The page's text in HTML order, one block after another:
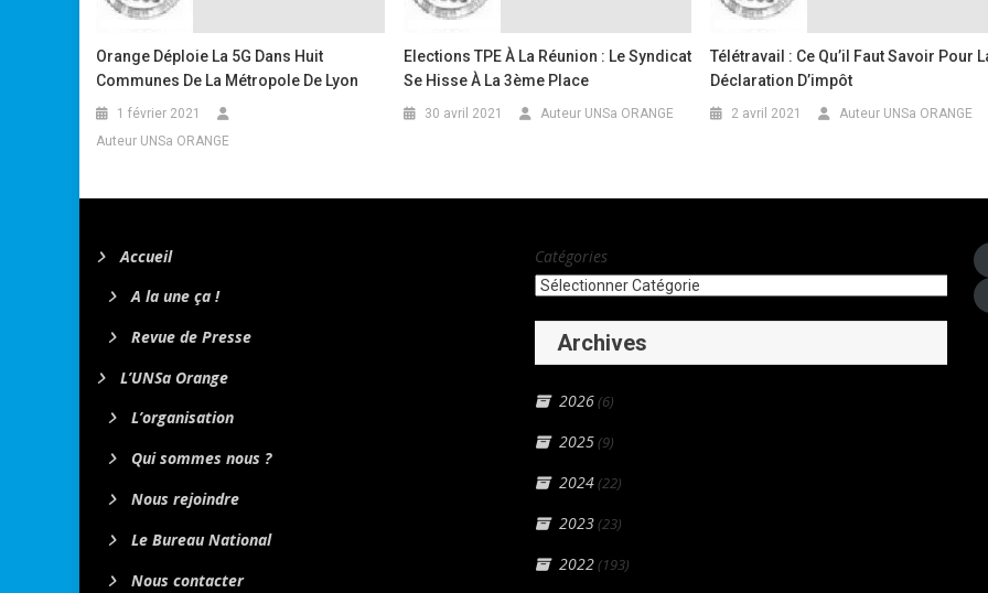
Orange Déploie La 5G Dans Huit
Communes De La Métropole De Lyon
1 février 2021
Auteur UNSa ORANGE
Elections TPE À La Réunion : Le Syndicat
Se Hisse À La 3ème Place
30 avril 2021 Auteur UNSa ORANGE
Télétravail : Ce Qu’il Faut Savoir Pour
Déclaration D’impôt
2 avril 2021 Auteur UNSa ORANGE
Accueil
A la une ça !
Revue de Presse
L’UNSa Orange
L’organisation
Qui sommes nous ?
Nous rejoindre
Le Bureau National
Nous contacter
Catégories
Archives
2026(6)
2025(9)
2024(22)
2023(23)
2022(193)